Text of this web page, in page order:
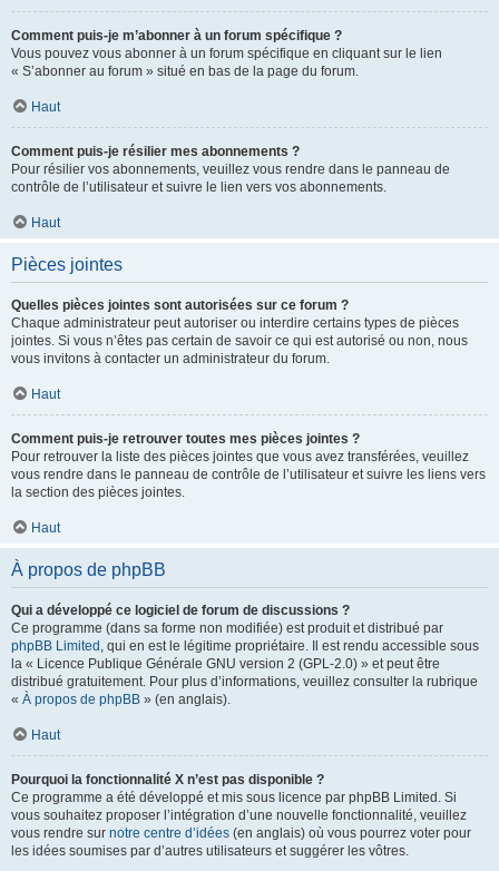
Comment puis-je m’abonner à un forum spécifique ?
Vous pouvez vous abonner à un forum spécifique en cliquant sur le lien
« S’abonner au forum » situé en bas de la page du forum.
Haut
Comment puis-je résilier mes abonnements ?
Pour résilier vos abonnements, veuillez vous rendre dans le panneau de
contrôle de l’utilisateur et suivre le lien vers vos abonnements.
Haut
Pièces jointes
Quelles pièces jointes sont autorisées sur ce forum ?
Chaque administrateur peut autoriser ou interdire certains types de pièces
jointes. Si vous n’êtes pas certain de savoir ce qui est autorisé ou non, nous
vous invitons à contacter un administrateur du forum.
Haut
Comment puis-je retrouver toutes mes pièces jointes ?
Pour retrouver la liste des pièces jointes que vous avez transférées, veuillez
vous rendre dans le panneau de contrôle de l’utilisateur et suivre les liens vers
la section des pièces jointes.
Haut
À propos de phpBB
Qui a développé ce logiciel de forum de discussions ?
Ce programme (dans sa forme non modifiée) est produit et distribué par
phpBB Limited , qui en est le légitime propriétaire. Il est rendu accessible sous
la « Licence Publique Générale GNU version 2 (GPL-2.0) » et peut être
distribué gratuitement. Pour plus d’informations, veuillez consulter la rubrique
« À propos de phpBB » (en anglais).
Haut
Pourquoi la fonctionnalité X n’est pas disponible ?
Ce programme a été développé et mis sous licence par phpBB Limited. Si
vous souhaitez proposer l’intégration d’une nouvelle fonctionnalité, veuillez
vous rendre sur notre centre d’idées (en anglais) où vous pourrez voter pour
les idées soumises par d’autres utilisateurs et suggérer les vôtres.